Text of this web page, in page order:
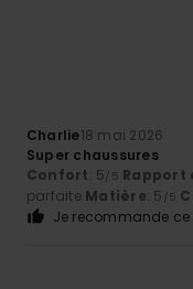
Charlie18 mai 2026
Super chaussures
Confort: 5/5 Rapport
parfaite Matière: 5 /5
Je recommande